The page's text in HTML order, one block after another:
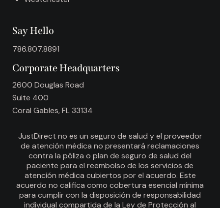
Say Hello
786.807.8891
Corporate Headquarters
2600 Douglas Road
Suite 400
Coral Gables, FL 33134
JustDirect no es un seguro de salud y el proveedor
de atención médica no presentará reclamaciones
contra la póliza o plan de seguro de salud del
paciente para el reembolso de los servicios de
atención médica cubiertos por el acuerdo. Este
acuerdo no califica como cobertura esencial mínima
para cumplir con la disposición de responsabilidad
individual compartida de la Ley de Protección al